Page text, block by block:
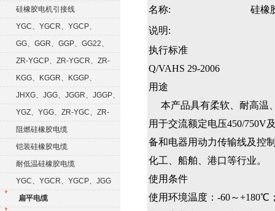
硅橡胶电机引接线
YGC、YGCR、YGCP、
YGCRP
GG、GGR、GGP、GG22、
GGRP
ZR-YGCP、ZR-YGCR、ZR-
YGCRP
KGG、KGGR、KGGP、
KGGRP
JHXG、JGG、JGGR、JGGP、
JGGFYGZ、YGG、ZR-YGC、ZR-
KGG阻燃硅橡胶电缆
铠装硅橡胶电缆
耐低温硅橡胶电缆
YGC、YGCR、YGCP、JGG
扁平电缆
名称:
硅橡
说明:
执行标准
Q/VAHS 29-2006
用途
本产品具有柔软、耐高温
用于交流额定电压450/750V
备和电器用动力传输线及控
化工、船舶、港口等行业。
使用条件
使用环境温度：-60～+180℃